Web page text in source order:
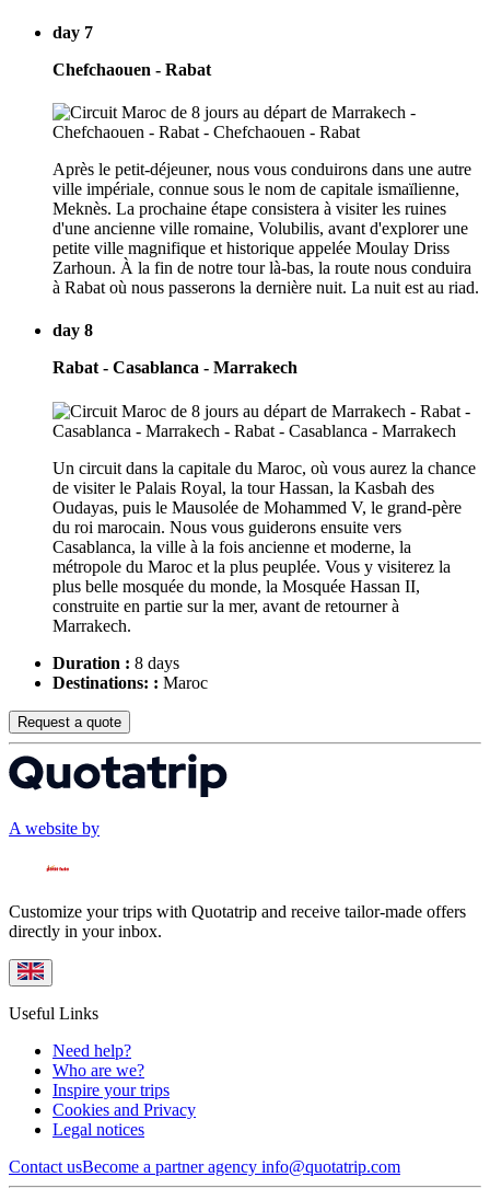
day 7
Chefchaouen - Rabat
Après le petit-déjeuner, nous vous conduirons dans une autre
ville impériale, connue sous le nom de capitale ismaïlienne,
Meknès. La prochaine étape consistera à visiter les ruines
d'une ancienne ville romaine, Volubilis, avant d'explorer une
petite ville magnifique et historique appelée Moulay Driss
Zarhoun. À la fin de notre tour là-bas, la route nous conduira
à Rabat où nous passerons la dernière nuit. La nuit est au riad.
day 8
Rabat - Casablanca - Marrakech
Un circuit dans la capitale du Maroc, où vous aurez la chance
de visiter le Palais Royal, la tour Hassan, la Kasbah des
Oudayas, puis le Mausolée de Mohammed V, le grand-père
du roi marocain. Nous vous guiderons ensuite vers
Casablanca, la ville à la fois ancienne et moderne, la
métropole du Maroc et la plus peuplée. Vous y visiterez la
plus belle mosquée du monde, la Mosquée Hassan II,
construite en partie sur la mer, avant de retourner à
Marrakech.
Duration : 8 days
Destinations: : Maroc
Request a quote
A website by
Customize your trips with Quotatrip and receive tailor-made offers
directly in your inbox.
Useful Links
Need help?
Who are we?
Inspire your trips
Cookies and Privacy
Legal notices
Contact usBecome a partner agency info@quotatrip.com